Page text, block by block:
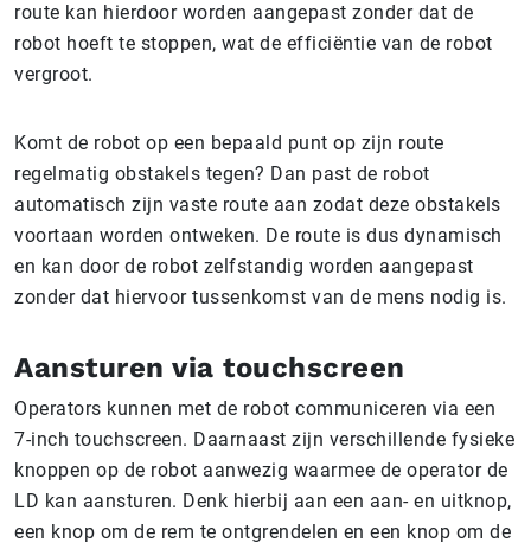
route kan hierdoor worden aangepast zonder dat de
robot hoeft te stoppen, wat de efficiëntie van de robot
vergroot.
Komt de robot op een bepaald punt op zijn route
regelmatig obstakels tegen? Dan past de robot
automatisch zijn vaste route aan zodat deze obstakels
voortaan worden ontweken. De route is dus dynamisch
en kan door de robot zelfstandig worden aangepast
zonder dat hiervoor tussenkomst van de mens nodig is.
Aansturen via touchscreen
Operators kunnen met de robot communiceren via een
7-inch touchscreen. Daarnaast zijn verschillende fysieke
knoppen op de robot aanwezig waarmee de operator de
LD kan aansturen. Denk hierbij aan een aan- en uitknop,
een knop om de rem te ontgrendelen en een knop om de